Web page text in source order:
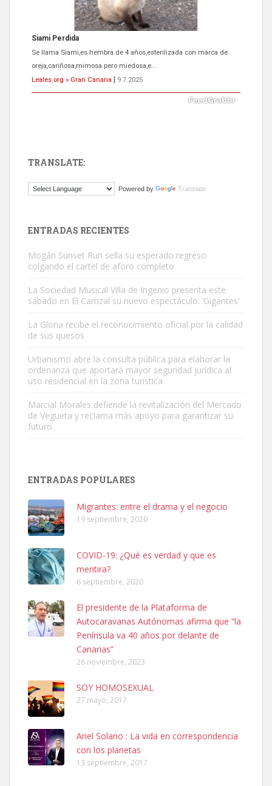
ADOPCIÓN URGENTE GATA TEROR GRAN CANARIA
El ayuntamiento se va a llevar a Los Gatos callejeros de la zona los
próximos días, ella incluida...
Leales.org » Gran Canaria
9.7.2025
Este gato macho ha aparecido en la calle hace menos de un mes,
Busco adopción responsable para mi perra. Pastor alemán,
Leales.org » Gran Canaria | 6.7.2025
Leales.org » Gran Canaria
Ninfa perdida
El día 5 se los perdió una ninfa papillera, asustada tiene miedo a la
calle, se perdió por la zon...
Leales.org » Gran Canaria
6.7.2025
Adopcion
Busco casa de acogida para mi perrita ya que por temas de trabajo
no la puedo tener. Solo gente r...
TRANSLATE:
Powered by Translate
ENTRADAS RECIENTES
Mogán Sunset Run sella su esperado regreso
colgando el cartel de aforo completo
La Sociedad Musical Villa de Ingenio presenta este
sábado en El Carrizal su nuevo espectáculo: ‘Gigantes’
La Gloria recibe el reconocimiento oficial por la calidad
de sus quesos
Urbanismo abre la consulta pública para elaborar la
ordenanza que aportará mayor seguridad jurídica al
uso residencial en la zona turística
Marcial Morales defiende la revitalización del Mercado
de Vegueta y reclama más apoyo para garantizar su
futuro.
ENTRADAS POPULARES
Migrantes: entre el drama y el negocio
19 septiembre, 2020
COVID-19: ¿Qué es verdad y que es
mentira?
6 septiembre, 2020
El presidente de la Plataforma de
Autocaravanas Autónomas afirma que “la
Península va 40 años por delante de
Canarias”
26 noviembre, 2023
SOY HOMOSEXUAL
27 mayo, 2017
Ariel Solano : La vida en correspondencia
con los planetas
13 septiembre, 2017